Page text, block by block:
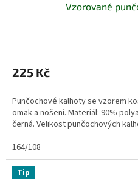
Vzorované
225 Kč
Punčochové kalhoty se vzorem
omak a nošení. Materiál: 90%
černá. Velikost punčochových
164/108
Tip